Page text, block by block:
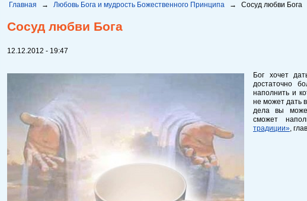
Главная → Любовь Бога и мудрость Божественного Принципа → Сосуд любви Бога
Сосуд любви Бога
12.12.2012 - 19:47
Бог хочет
достаточно
наполнить и
не может дать
дела вы
сможет
традиции»,